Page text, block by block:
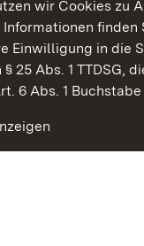
wir Cookies zu
finden
Einwilligung in die
25 Abs. 1 TTDSG,
6 Abs. 1 Buchstabe